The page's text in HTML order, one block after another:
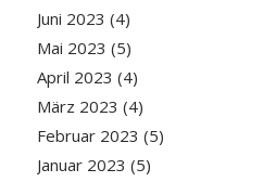
Juni 2023 (4)
Mai 2023 (5)
April 2023 (4)
März 2023 (4)
Februar 2023 (5)
Januar 2023 (5)